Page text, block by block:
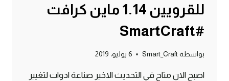
للقرويين 1.14 ماين كرافت
#SmartCraft
بواسطة Smart_Craft 6 يوليو، 2019
اصبح الان متاح في التحديث الاخير صناعة ادوات لتغيير